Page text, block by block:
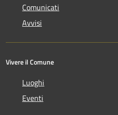
Comunicati
Avvisi
Vivere il Comune
Luoghi
Eventi